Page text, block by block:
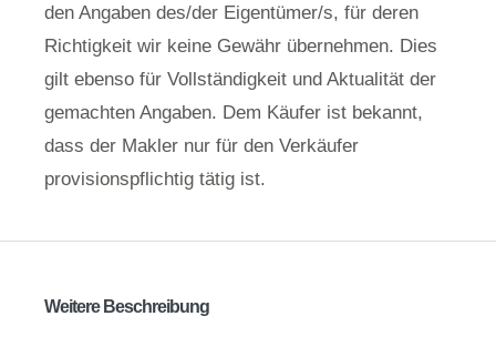
den Angaben des/der Eigentümer/s, für deren
Richtigkeit wir keine Gewähr übernehmen. Dies
gilt ebenso für Vollständigkeit und Aktualität der
gemachten Angaben. Dem Käufer ist bekannt,
dass der Makler nur für den Verkäufer
provisionspflichtig tätig ist.
Weitere Beschreibung